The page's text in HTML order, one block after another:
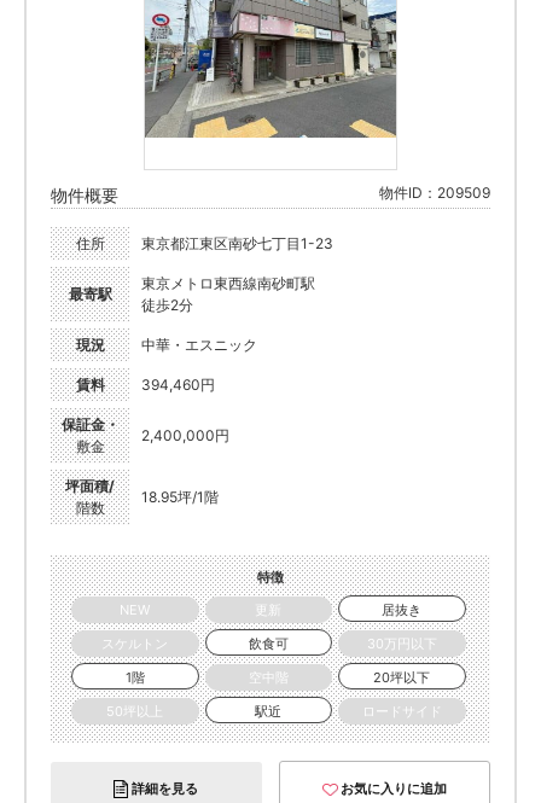
物件概要 物件ID：209509
住所 東京都江東区南砂七丁目1-23
最寄駅
東京メトロ東西線南砂町駅
徒歩2分
現況 中華・エスニック
賃料 394,460円
保証金・
敷金
2,400,000円
坪面積/
階数
18.95坪/1階
特徴
NEW
更新
居抜き
スケルトン
飲食可
30万円以下
1階
空中階
20坪以下
50坪以上
駅近 ロードサイド
詳細を見る お気に入りに追加